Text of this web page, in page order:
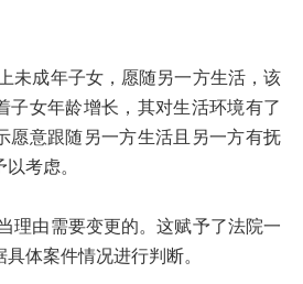
成年子女，愿随另一方生活，该
子女年龄增长，其对生活环境有了
愿意跟随另一方生活且另一方有抚
考虑。
由需要变更的。这赋予了法院一
体案件情况进行判断。